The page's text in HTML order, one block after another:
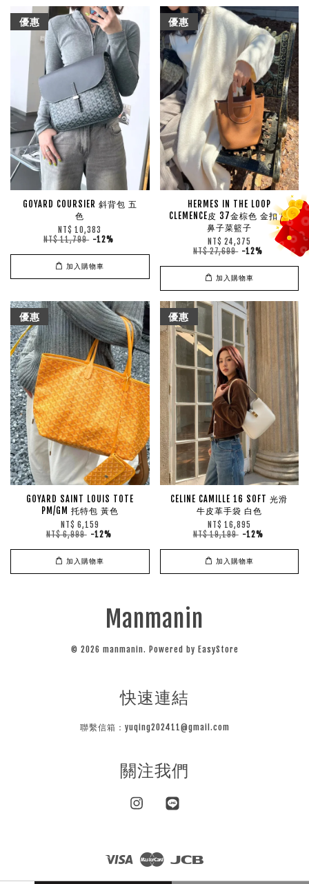
優惠
GOYARD COURSIER 斜背包 五
色
NT$ 10,383
NT$ 11,799 -12%
加入購物車
優惠
HERMES IN THE LOOP
CLEMENCE皮 37金棕色 金扣 豬
鼻子菜籃子
NT$ 24,375
NT$ 27,699 -12%
加入購物車
優惠
GOYARD SAINT LOUIS TOTE
PM/GM 托特包 黃色
NT$ 6,159
NT$ 6,999 -12%
加入購物車
優惠
CELINE CAMILLE 16 SOFT 光滑
牛皮革手袋 白色
NT$ 16,895
NT$ 19,199 -12%
加入購物車
Manmanin
© 2026 manmanin. Powered by EasyStore
快速連結
聯繫信箱：yuqing202411@gmail.com
關注我們
Instagram
Visa Master